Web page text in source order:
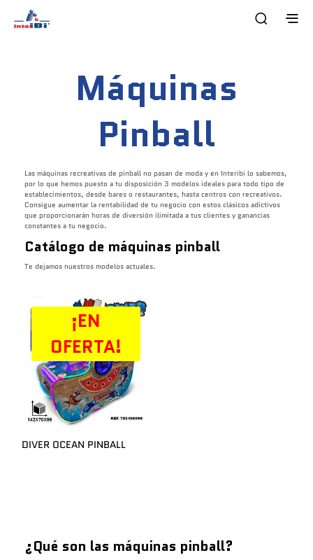
Máquinas
Pinball
Las máquinas recreativas de pinball no pasan de moda y en Interibi lo sabemos,
por lo que hemos puesto a tu disposición 3 modelos ideales para todo tipo de
establecimientos, desde bares o restaurantes, hasta centros con recreativos.
Consigue aumentar la rentabilidad de tu negocio con estos clásicos adictivos
que proporcionarán horas de diversión ilimitada a tus clientes y ganancias
constantes a tu negocio.
Catálogo de máquinas pinball
Te dejamos nuestros modelos actuales.
¡EN
OFERTA!
DIVER OCEAN PINBALL
¿Qué son las máquinas pinball?